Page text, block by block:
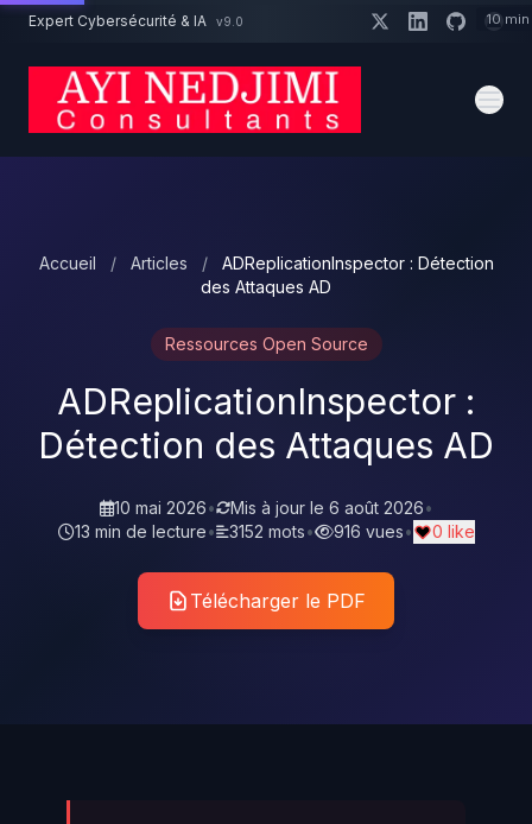
Aller au contenu principal
Expert Cybersécurité & IA v9.0
Accueil / Articles /
ADReplicationInspector : Détection
des Attaques AD
Ressources Open Source
ADReplicationInspector :
Détection des Attaques AD
10 mai 2026• Mis à jour le 6 août 2026•
13 min de lecture• 3152 mots• 916 vues• 0 like
Télécharger le PDF
Un projet cybersécurité ? 10